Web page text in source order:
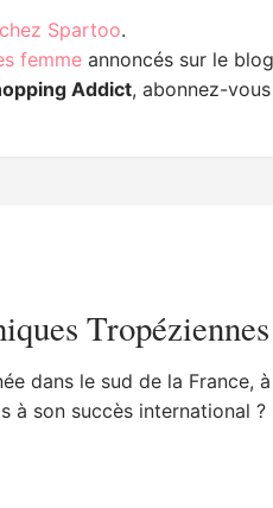
Spartoo.
femmeannoncés sur le
Addict, abonnez-
Tropéziennes
dans le sud de la France,
à son succès international ?